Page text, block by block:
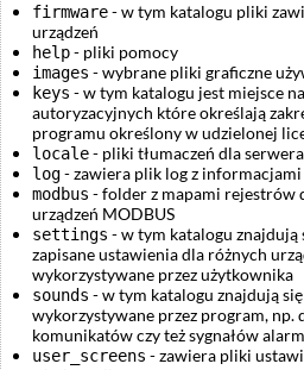
firmware- w tym katalogu pliki
urządzeń
help- pliki pomocy
images - wybrane pliki graficzne
keys - w tym katalogu jest miejsce
autoryzacyjnych które określają
programu określony w udzielonej
locale- pliki tłumaczeń dla serwera
log- zawiera plik log z
modbus - folder z mapami rejestrów
urządzeń MODBUS
settings - w tym katalogu
zapisane ustawienia dla różnych
wykorzystywane przez użytkownika
sounds - w tym katalogu znajdują
wykorzystywane przez program, np.
komunikatów czy też sygnałów
user_screens - zawiera pliki